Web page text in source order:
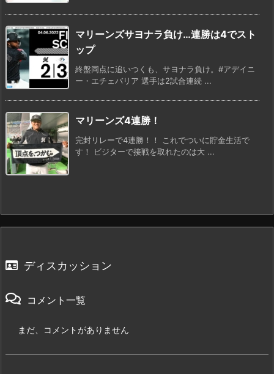
マリーンズサヨナラ負け…連勝は4でスト
ップ
終盤同点に追いつくも、サヨナラ負け。#アデイニ
ー・エチェバリア 選手は2試合連続 ...
マリーンズ4連勝！
完封リレーで4連勝！！ これでついに貯金生活で
す！ ビジターで接戦を取れたのは大 ...
ディスカッション
コメント一覧
まだ、コメントがありません